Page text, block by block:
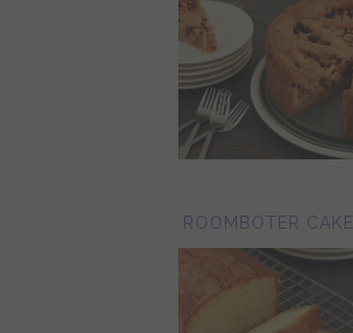
ROOMBOTER CAKE